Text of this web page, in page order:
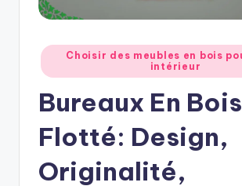
Posted
in
Choisir des meubles en bois
intérieur
Bureaux En Bois
Flotté: Design,
Originalité,